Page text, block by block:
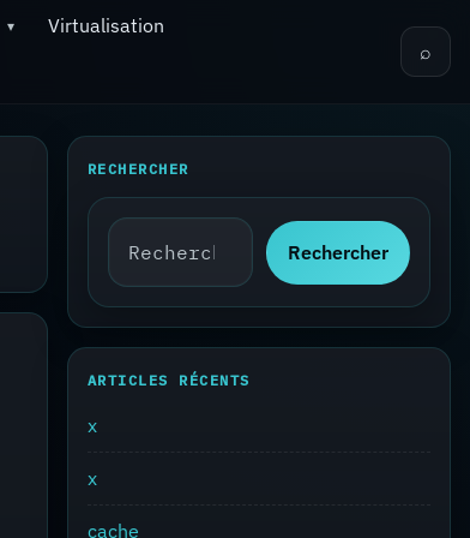
Virtualisation
⌕
RECHERCHER
Rechercher :
Rechercher
ARTICLES RÉCENTS
x
x
cache